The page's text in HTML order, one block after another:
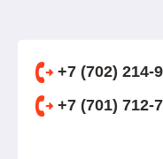
+7 (702) 214-
+7 (701) 712-